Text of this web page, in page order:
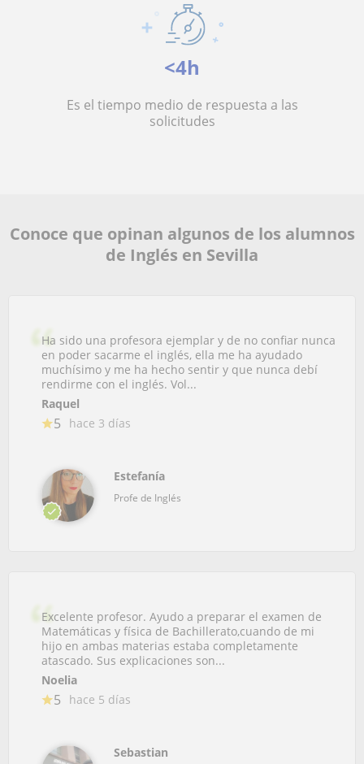
<4h
Es el tiempo medio de respuesta a las
solicitudes
Conoce que opinan algunos de los alumnos
de Inglés en Sevilla
Ha sido una profesora ejemplar y de no confiar nunca
en poder sacarme el inglés, ella me ha ayudado
muchísimo y me ha hecho sentir y que nunca debí
rendirme con el inglés. Vol...
Raquel
5 hace 3 días
Estefanía
Profe de Inglés
Excelente profesor. Ayudo a preparar el examen de
Matemáticas y física de Bachillerato,cuando de mi
hijo en ambas materias estaba completamente
atascado. Sus explicaciones son...
Noelia
5 hace 5 días
Sebastian